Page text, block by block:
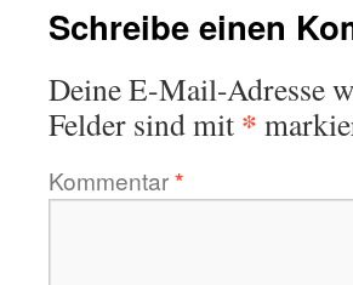
Schreibe einen
Deine E-Mail-Adresse
Felder sind mit *
Kommentar*